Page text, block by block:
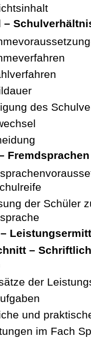
–
des
Fremdsprachen
der Schüler
–
der
und
im Fach